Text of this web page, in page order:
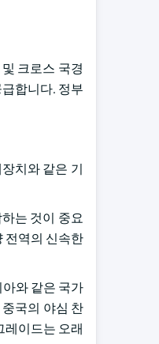
크로스 국경
합니다. 정부
치와 같은 기
는 것이 중요
전역의 신속한
와 같은 국가
국의 야심 찬
레이드는 오래